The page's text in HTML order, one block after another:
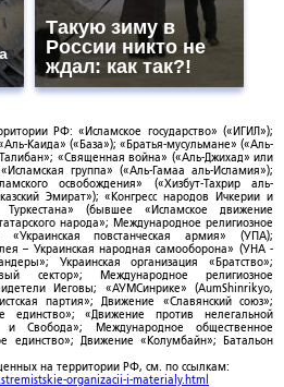
Такую зиму в
России никто не
ждал: как так?!
РФ: «Исламское государство» («ИГИЛ»);
Каида» («База»); «Братья-мусульмане» («Аль-
«Священная война» («Аль-Джихад» или
группа» («Аль-Гамаа аль-Исламия»);
освобождения» («Хизбут-Тахрир аль-
Эмират»); «Конгресс народов Ичкерии и
Туркестана» (бывшее «Исламское движение
народа»; Международное религиозное
«Украинская повстанческая армия» (УПА);
– Украинская народная самооборона» (УНА -
Украинская организация «Братство»;
сектор»; Международное религиозное
Иеговы; «АУМСинрике» (AumShinrikyo,
партия»; Движение «Славянский союз»;
единство»; «Движение против нелегальной
Свобода»; Международное общественное
единство»; Движение «Колумбайн»; Батальон
на территории РФ, см. по ссылкам:
organizacii-i-materialy.html